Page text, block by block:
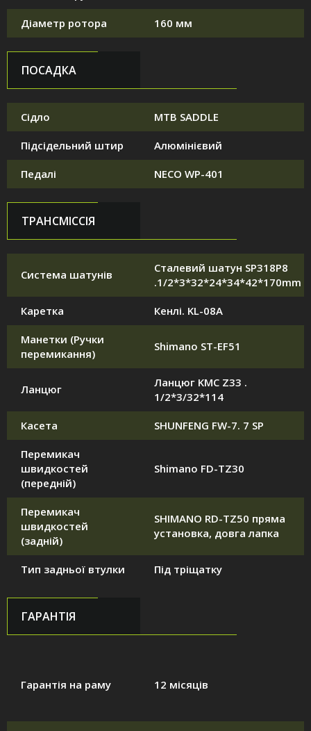
Діаметр ротора 160 мм
ПОСАДКА
Сідло MTB SADDLE
Підсідельний штир Алюмінієвий
Педалі NECO WP-401
ТРАНСМІССІЯ
Система шатунів
Сталевий шатун SP318P8
.1/2*3*32*24*34*42*170mm
Каретка Кенлі. KL-08A
Манетки (Ручки
перемикання)
Shimano ST-EF51
Ланцюг
Ланцюг KMC Z33 .
1/2*3/32*114
Касета SHUNFENG FW-7. 7 SP
Перемикач
швидкостей
(передній)
Shimano FD-TZ30
Перемикач
швидкостей
(задній)
SHIMANO RD-TZ50 пряма
установка, довга лапка
Тип задньої втулки Під тріщатку
ГАРАНТІЯ
Гарантія на раму 12 місяців